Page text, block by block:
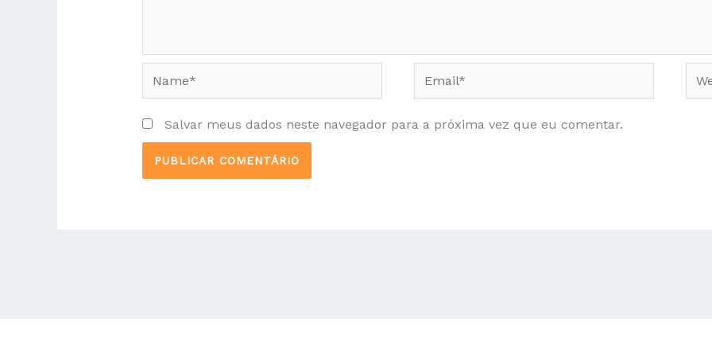
Name* Email*
Salvar meus dados neste navegador para a próxima vez que eu comentar.